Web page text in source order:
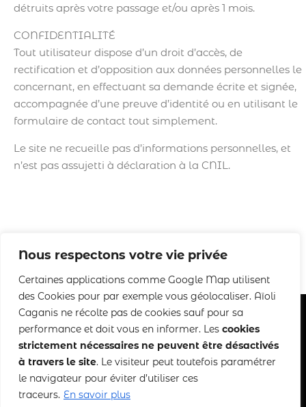
Nous respectons votre vie privée
Certaines applications comme Google Map utilisent
des Cookies pour par exemple vous géolocaliser. Aïoli
Caganis ne récolte pas de cookies sauf pour sa
performance et doit vous en informer. Les cookies
strictement nécessaires ne peuvent être désactivés
à travers le site. Le visiteur peut toutefois paramétrer
le navigateur pour éviter d’utiliser ces
traceurs. En savoir plus
détruits après votre passage et/ou après 1 mois.
CONFIDENTIALITÉ
Tout utilisateur dispose d’un droit d’accès, de
rectification et d’opposition aux données personnelles le
concernant, en effectuant sa demande écrite et signée,
accompagnée d’une preuve d’identité ou en utilisant le
formulaire de contact tout simplement.
Le site ne recueille pas d’informations personnelles, et
n’est pas assujetti à déclaration à la CNIL.
Copyright 2022-2025 Aïoli Caganis